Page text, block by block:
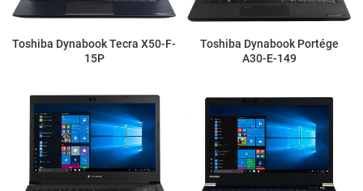
Toshiba Dynabook Tecra X50-F-
15P
Toshiba Dynabook Portége
A30-E-149